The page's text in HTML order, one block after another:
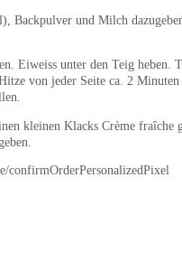
Backpulver und Milch
Eiweiss unter den Teig heben.
von jeder Seite ca. 2 Minuten
kleinen Klacks Crème fraîche
confirmOrderPersonalizedPixel